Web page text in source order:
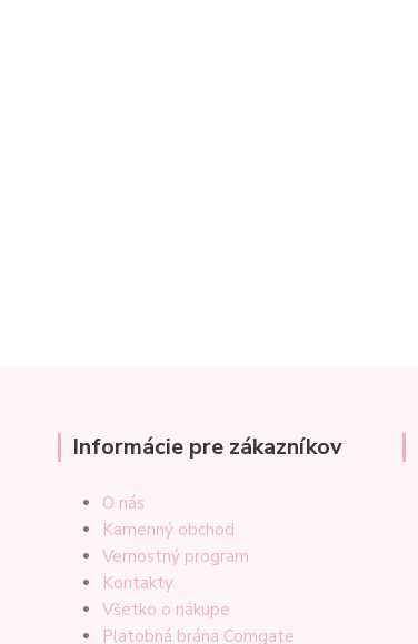
Informácie pre zákazníkov
O nás
Kamenný obchod
Vernostný program
Kontakty
Všetko o nákupe
Platobná brána Comgate